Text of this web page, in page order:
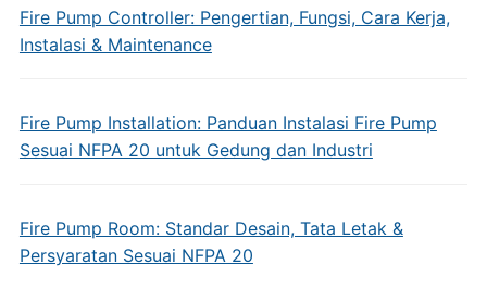
Fire Pump Controller: Pengertian, Fungsi, Cara Kerja,
Instalasi & Maintenance
Fire Pump Installation: Panduan Instalasi Fire Pump
Sesuai NFPA 20 untuk Gedung dan Industri
Fire Pump Room: Standar Desain, Tata Letak &
Persyaratan Sesuai NFPA 20